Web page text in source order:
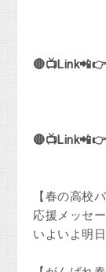
🔴📺Link📲👉
🔴📺Link📲👉
【春の高校
応援メッセ
いよいよ明